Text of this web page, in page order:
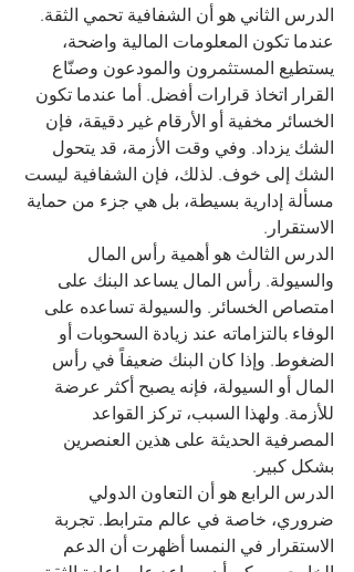
الدرس الثاني هو أن الشفافية تحمي الثقة.
عندما تكون المعلومات المالية واضحة،
يستطيع المستثمرون والمودعون وصنّاع
القرار اتخاذ قرارات أفضل. أما عندما تكون
الخسائر مخفية أو الأرقام غير دقيقة، فإن
الشك يزداد. وفي وقت الأزمة، قد يتحول
الشك إلى خوف. لذلك، فإن الشفافية ليست
مسألة إدارية بسيطة، بل هي جزء من حماية
الاستقرار.
الدرس الثالث هو أهمية رأس المال
والسيولة. رأس المال يساعد البنك على
امتصاص الخسائر. والسيولة تساعده على
الوفاء بالتزاماته عند زيادة السحوبات أو
الضغوط. وإذا كان البنك ضعيفاً في رأس
المال أو السيولة، فإنه يصبح أكثر عرضة
للأزمة. ولهذا السبب، تركز القواعد
المصرفية الحديثة على هذين العنصرين
بشكل كبير.
الدرس الرابع هو أن التعاون الدولي
ضروري، خاصة في عالم مترابط. تجربة
الاستقرار في النمسا أظهرت أن الدعم